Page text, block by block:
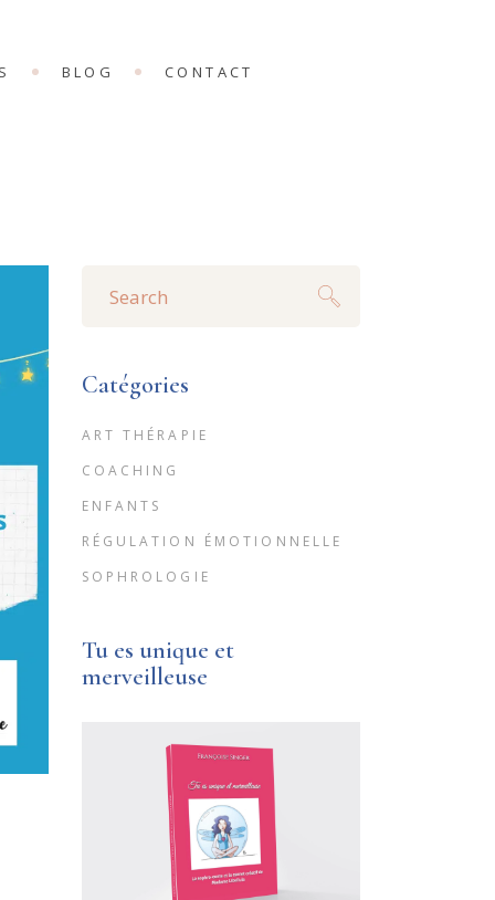
BLOG CONTACT
for:
Catégories
ART THÉRAPIE
COACHING
ENFANTS
RÉGULATION ÉMOTIONNELLE
SOPHROLOGIE
Tu es unique et
merveilleuse